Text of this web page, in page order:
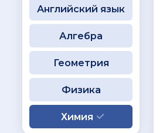
Английский язык
Алгебра
Геометрия
Физика
Химия